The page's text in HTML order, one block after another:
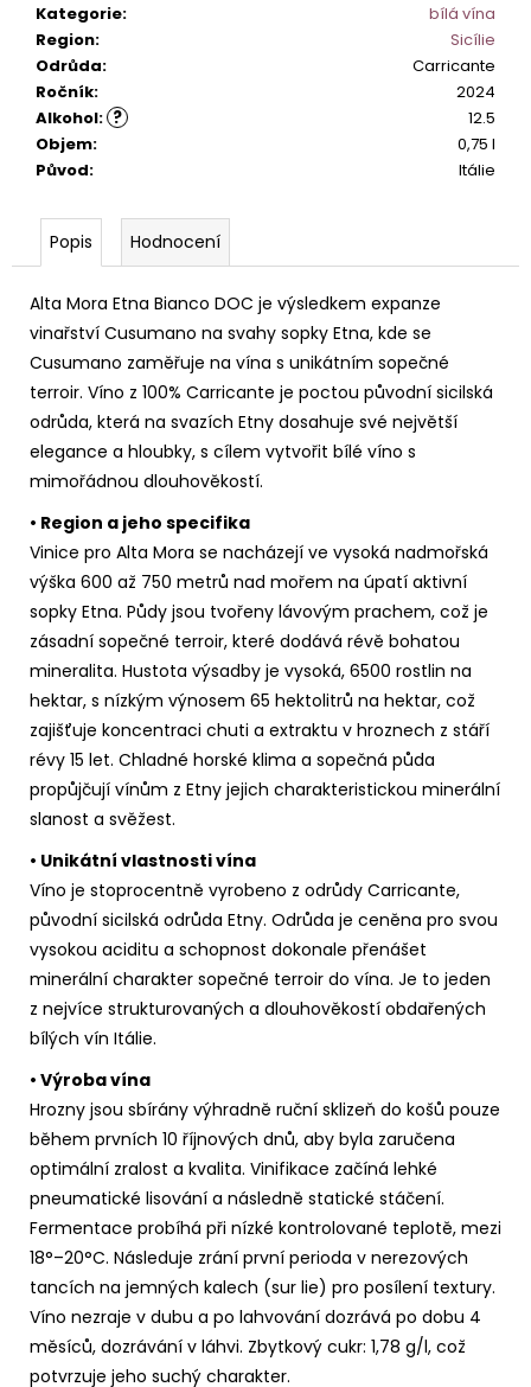
Kategorie:
bílá vína
Region:
Sicílie
Odrůda:
Carricante
Ročník: 2024
?
Alkohol:
12.5
Objem:
0,75 l
Původ: Itálie
Popis Hodnocení
Alta Mora Etna Bianco DOC je výsledkem expanze
vinařství Cusumano na svahy sopky Etna, kde se
Cusumano zaměřuje na vína s unikátním sopečné
terroir. Víno z 100% Carricante je poctou původní sicilská
odrůda, která na svazích Etny dosahuje své největší
elegance a hloubky, s cílem vytvořit bílé víno s
mimořádnou dlouhověkostí.
• Region a jeho specifika
Vinice pro Alta Mora se nacházejí ve vysoká nadmořská
výška 600 až 750 metrů nad mořem na úpatí aktivní
sopky Etna. Půdy jsou tvořeny lávovým prachem, což je
zásadní sopečné terroir, které dodává révě bohatou
mineralita. Hustota výsadby je vysoká, 6500 rostlin na
hektar, s nízkým výnosem 65 hektolitrů na hektar, což
zajišťuje koncentraci chuti a extraktu v hroznech z stáří
révy 15 let. Chladné horské klima a sopečná půda
propůjčují vínům z Etny jejich charakteristickou minerální
slanost a svěžest.
• Unikátní vlastnosti vína
Víno je stoprocentně vyrobeno z odrůdy Carricante,
původní sicilská odrůda Etny. Odrůda je ceněna pro svou
vysokou aciditu a schopnost dokonale přenášet
minerální charakter sopečné terroir do vína. Je to jeden
z nejvíce strukturovaných a dlouhověkostí obdařených
bílých vín Itálie.
• Výroba vína
Hrozny jsou sbírány výhradně ruční sklizeň do košů pouze
během prvních 10 říjnových dnů, aby byla zaručena
optimální zralost a kvalita. Vinifikace začíná lehké
pneumatické lisování a následně statické stáčení.
Fermentace probíhá při nízké kontrolované teplotě, mezi
18°–20°C. Následuje zrání první perioda v nerezových
tancích na jemných kalech (sur lie) pro posílení textury.
Víno nezraje v dubu a po lahvování dozrává po dobu 4
měsíců, dozrávání v láhvi. Zbytkový cukr: 1,78 g/l, což
potvrzuje jeho suchý charakter.
BIANCO
ALTA
MORA
DOC.
590
Kč